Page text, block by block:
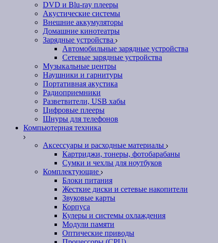
DVD и Blu-ray плееры
Акустические системы
Внешние аккумуляторы
Домашние кинотеатры
Зарядные устройства
Автомобильные зарядные устройства
Сетевые зарядные устройства
Музыкальные центры
Наушники и гарнитуры
Портативная акустика
Радиоприемники
Разветвители, USB хабы
Цифровые плееры
Шнуры для телефонов
Компьютерная техника
Аксессуары и расходные материалы
Картриджи, тонеры, фотобарабаны
Сумки и чехлы для ноутбуков
Комплектующие
Блоки питания
Жесткие диски и сетевые накопители
Звуковые карты
Корпуса
Кулеры и системы охлаждения
Модули памяти
Оптические приводы